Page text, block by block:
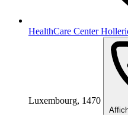
HealthCare Center
Luxembourg, 1470